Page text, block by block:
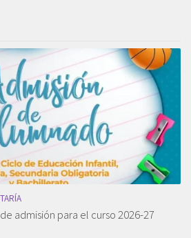
admisión para el curso 2026-27